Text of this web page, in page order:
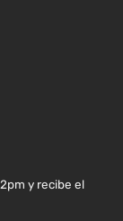
y recibe el